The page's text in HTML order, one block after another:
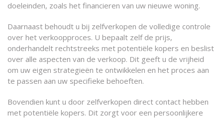
doeleinden, zoals het financieren van uw nieuwe woning.
Daarnaast behoudt u bij zelfverkopen de volledige controle
over het verkoopproces. U bepaalt zelf de prijs,
onderhandelt rechtstreeks met potentiële kopers en beslist
over alle aspecten van de verkoop. Dit geeft u de vrijheid
om uw eigen strategieën te ontwikkelen en het proces aan
te passen aan uw specifieke behoeften.
Bovendien kunt u door zelfverkopen direct contact hebben
met potentiële kopers. Dit zorgt voor een persoonlijkere